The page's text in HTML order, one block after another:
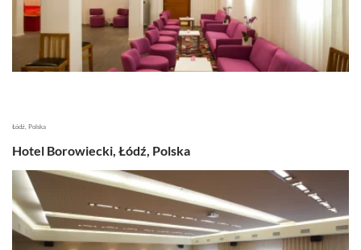
Łódź, Polska
Hotel Borowiecki, Łódź, Polska